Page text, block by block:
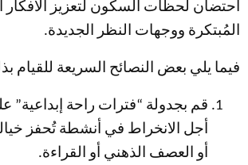
احتضان لحظات السكون لتعزيز الأفكار
المُبتكرة ووجهات النظر الجديدة.
فيما يلي بعض النصائح السريعة للقيام
قم بجدولة “فترات راحة إبداعية”
أجل الانخراط في أنشطة تُحفز
أو العصف الذهني أو القراءة.